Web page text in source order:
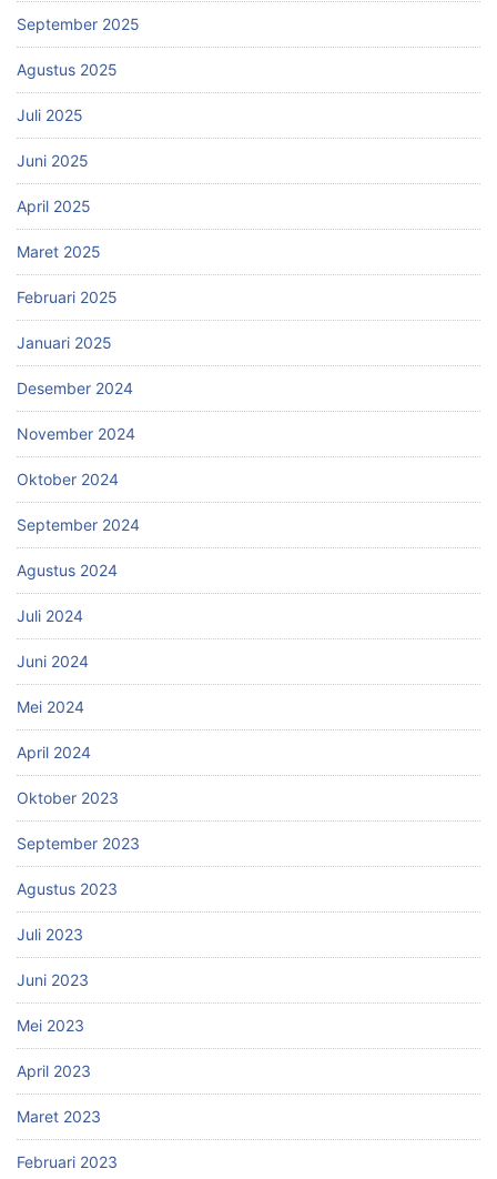
September 2025
Agustus 2025
Juli 2025
Juni 2025
April 2025
Maret 2025
Februari 2025
Januari 2025
Desember 2024
November 2024
Oktober 2024
September 2024
Agustus 2024
Juli 2024
Juni 2024
Mei 2024
April 2024
Oktober 2023
September 2023
Agustus 2023
Juli 2023
Juni 2023
Mei 2023
April 2023
Maret 2023
Februari 2023